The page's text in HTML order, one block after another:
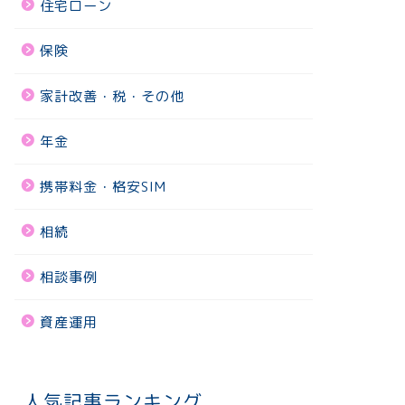
住宅ローン
保険
家計改善・税・その他
年金
携帯料金・格安SIM
相続
相談事例
資産運用